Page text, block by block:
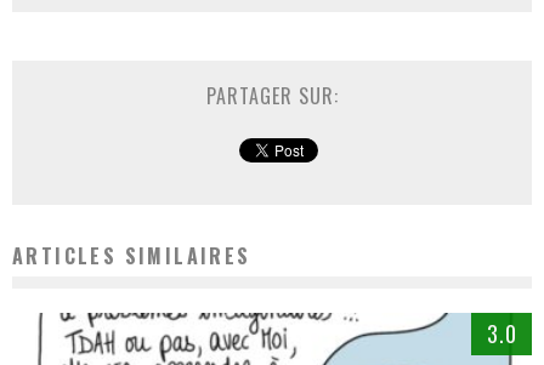
PARTAGER SUR:
ARTICLES SIMILAIRES
3.0